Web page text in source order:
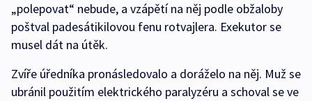
„polepovat“ nebude, a vzápětí na něj podle obžaloby
poštval padesátikilovou fenu rotvajlera. Exekutor se
musel dát na útěk.
Zvíře úředníka pronásledovalo a doráželo na něj. Muž se
ubránil použitím elektrického paralyzéru a schoval se ve